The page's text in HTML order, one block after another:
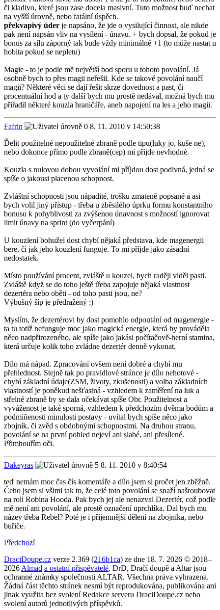
či kladivo, které jsou zase docela masivní. Tuto možnost buď nechat
na vyšší úrovně, nebo fatální úspěch.
překvapivý úder je napsáno, že jde o vysilující činnost, ale nikde
pak není napsán vliv na vysílení - únavu. + bych dopsal, že pokud je
bonus za sílu záporný tak bude vždy minimálně +1 (to může nastat u
hobita pokud se nepletu)
Magie - to je podle mě největší bod sporu u tohoto povolání. Já
osobně bych to přes magii neřešil. Kde se takové povolání naučí
magii? Některé věci se dají řešit skrze dovednost a past, či
procentuální hod a ty další bych mu prostě nedával, možná bych mu
přiřadil některé kouzla hraničáře, aneb napojení na les a jeho magii.
Fafrin
8. 11. 2010 v 14:50:38
Ďelit použitelné nepoužitelné zbraně podle tipu(luky jo, kuše ne),
nebo dokonce přímo podle zbraně(cep) mi přijde nevhodné.
Kouzla s nulovou dobou vyvolání mi příjdou dost podivná, jedná se
spíše o jakousi placenou schopnost.
Zvláštní schopnosti jsou nápadité, trošku zmateně popsané a asi
bych volil jiný přístup - třeba u zběsilého úprku formu konstantního
bonusu k pohyblivosti za zvýšenou únavnost s možností ignorovat
limit únavy na sprint (do vyčerpání)
U kouzlení bohužel dost chybí nějaká představa, kde magenergii
bere, či jak jeho kouzlení funguje. To mi příjde jako zásadní
nedostatek.
Místo používání procent, zvláště u kouzel, bych raději viděl pasti.
Zvláště když se do toho ještě třeba zapojuje nějaká vlastnost
dezertéra nebo oběti - od toho pasti jsou, ne?
Výbušný šíp je předražený :)
Myslím, že dezertérovi by dost pomohlo odpoutání od magenergie -
ta tu totiž nefunguje moc jako magická energie, která by prováděla
něco nadpřirozeného, ale spíše jako jakási počítačově-herní stamina,
která určuje kolik toho zvládne dezertér denně vykonat.
Dílo má nápad. Zpracování ovšem není dobré a chybí mu
přehlednost. Stejně tak po pravidlové stránce je dílo nehotové -
chybí základní údaje(ZSM, životy, zkušenosti) a volba základních
vlastností je poněkud nešťastná - vzhledem k zaměření na luk a
střelné zbraně by se dala očekávat spíše Obr. Použitelnost a
vyváženost je také sporná, vzhledem k předchozím dvěma bodům a
podmíňenosti minulosti postavy - uvítal bych spíše něco jako
zbojník, či zvěd s obdobnými schopnostmi. Na druhou stranu,
povolání se na první pohled nejeví ani slabé, ani přesílené.
Přimhouřím oči.
Dakeyras
8. 11. 2010 v 8:40:54
teď nemám moc čas čís komentáře a dílo jsem si pročet jen zběžně.
Čeho jsem si všiml tak to, že celé toto povolání se snaží našroubovat
na roli Robina Hooda. Pak bych jej ale nenazval Dezertér, což podle
mě není ani povolání, ale prostě označení uprchlíka. Dal bych mu
název třeba Rebel? Poté je i příjemnější dělení na zbojníka, nebo
buřiče.
Předchozí
DraciDoupe.cz verze 2.369 (216b1ca) ze dne 18. 7. 2026 © 2018–
2026 Almad a ostatní přispěvatelé. DrD, Dračí doupě a Altar jsou
ochranné známky společnosti ALTAR. Všechna práva vyhrazena.
Žádná část těchto stránek nesmí být reprodukována, publikována ani
jinak využita bez svolení Redakce serveru DraciDoupe.cz nebo
svolení autorů jednotlivých příspěvků.